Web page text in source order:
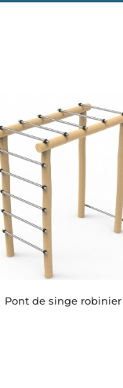
Pont de singe robinier